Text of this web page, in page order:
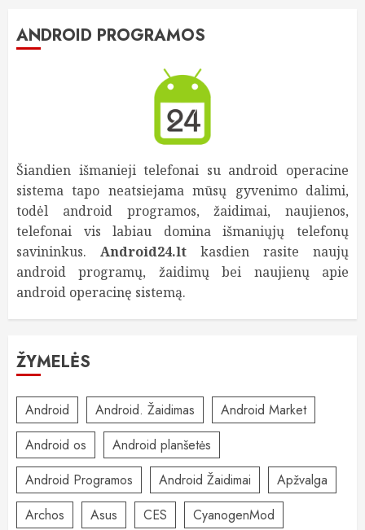
ANDROID PROGRAMOS
Šiandien išmanieji telefonai su android operacine
sistema tapo neatsiejama mūsų gyvenimo dalimi,
todėl android programos, žaidimai, naujienos,
telefonai vis labiau domina išmaniųjų telefonų
savininkus. Android24.lt kasdien rasite naujų
android programų, žaidimų bei naujienų apie
android operacinę sistemą.
ŽYMELĖS
Android Android. Žaidimas
Android Market
Android os
Android planšetės
Android Programos
Android Žaidimai
Apžvalga
Archos
Asus CES
CyanogenMod